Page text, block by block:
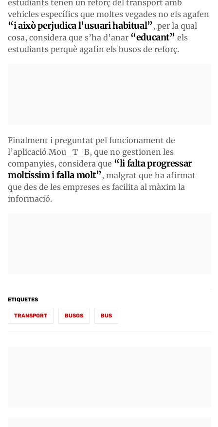
estudiants tenen un reforç del transport amb
vehicles específics que moltes vegades no els agafen
“i això perjudica l’usuari habitual”, per la qual
cosa, considera que s’ha d’anar “educant” els
estudiants perquè agafin els busos de reforç.
Finalment i preguntat pel funcionament de
l’aplicació Mou_T_B, que no gestionen les
companyies, considera que “li falta progressar
moltíssim i falla molt”, malgrat que ha afirmat
que des de les empreses es facilita al màxim la
informació.
ETIQUETES
TRANSPORT BUSOS BUS